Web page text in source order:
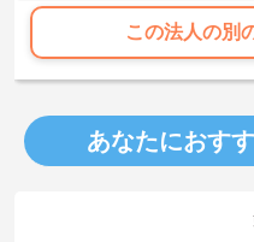
この法人の別
あなたにおす